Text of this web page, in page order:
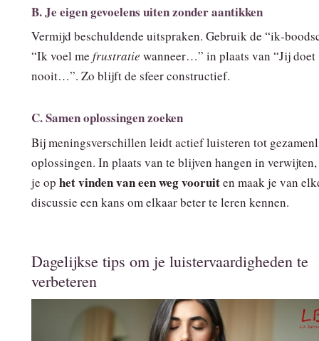
B. Je eigen gevoelens uiten zonder aantikken
Vermijd beschuldende uitspraken. Gebruik de
“Ik voel me frustratie wanneer…” in plaats van “Jij doet
nooit…”. Zo blijft de sfeer constructief.
C. Samen oplossingen zoeken
Bij meningsverschillen leidt actief luisteren tot
oplossingen. In plaats van te blijven hangen in
je op het vinden van een weg vooruiten maak je van
discussie een kans om elkaar beter te leren kennen.
Dagelijkse tips om je luistervaardigheden te
verbeteren